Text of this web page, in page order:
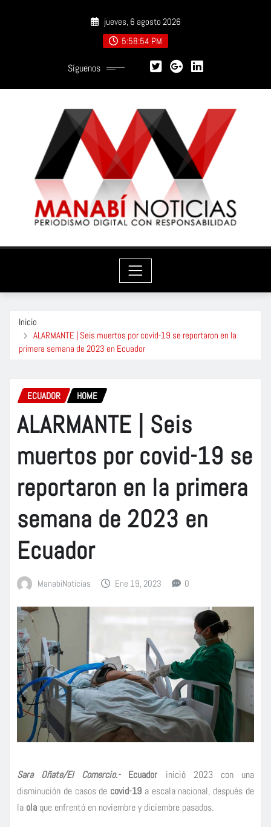
jueves, 6 agosto 2026
5:58:56 PM
Síguenos
Inicio
ALARMANTE | Seis muertos por covid-19 se reportaron en la
primera semana de 2023 en Ecuador
ECUADOR HOME
ALARMANTE | Seis
muertos por covid-19 se
reportaron en la primera
semana de 2023 en
Ecuador
ManabiNoticias Ene 19, 2023 0
Sara Oñate/El Comercio.-Ecuador inició 2023 con una
disminución de casos de covid-19 a escala nacional, después de
la ola que enfrentó en noviembre y diciembre pasados.